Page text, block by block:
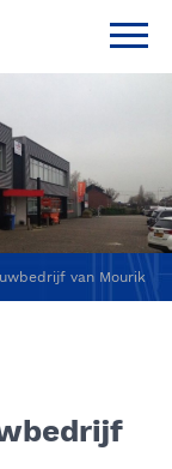
van Mourik